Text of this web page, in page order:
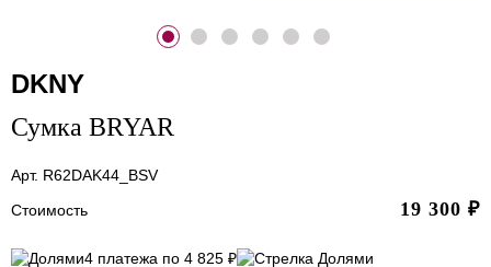
DKNY
Сумка BRYAR
Арт. R62DAK44_BSV
Стоимость
19 300 ₽
4 платежа по 4 825 ₽